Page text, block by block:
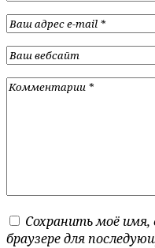
Сохранить моё имя,
браузере для